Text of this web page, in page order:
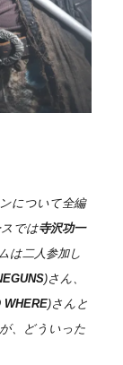
について全編
では寺沢功一
は二人参加し
)さん、
WHERE)さんと
、どういった